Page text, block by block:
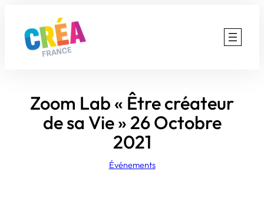
contenu
Zoom Lab « Être créateur
de sa Vie » 26 Octobre
2021
Événements